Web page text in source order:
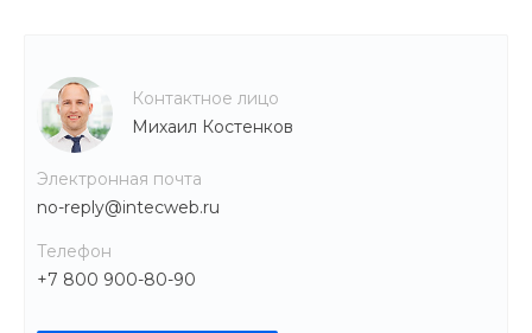
Контактное лицо
Михаил Костенков
Электронная почта
no-reply@intecweb.ru
Телефон
+7 800 900-80-90